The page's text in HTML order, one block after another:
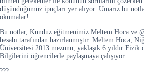
düşündüğümüz ipuçları yer alıyor. Umarız bu
okumalar!
Bu notlar, Kunduz eğitmenimiz Meltem Hoca ve
hesabı tarafından hazırlanmıştır. Meltem Hoca,
Üniversitesi 2013 mezunu, yaklaşık 6 yıldır Fizik
Bilgilerini öğrencilerle paylaşmaya çalışıyor.
???